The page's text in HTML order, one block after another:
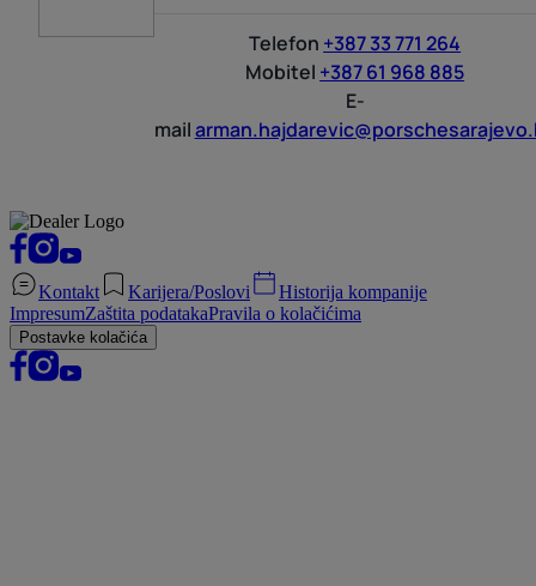
Telefon +387 33 771 264
Mobitel +387 61 968 885
E-
mail
Kontakt Karijera/Poslovi
Historija kompanije
ImpresumZaštita podatakaPravila o kolačićima
Postavke kolačića